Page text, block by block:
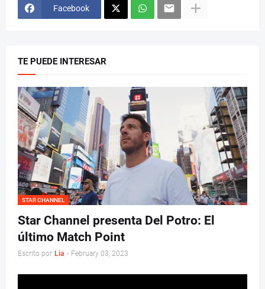
Facebook
TE PUEDE INTERESAR
STAR CHANNEL
Star Channel presenta Del Potro: El
último Match Point
Escrito por Lia - February 03, 2023